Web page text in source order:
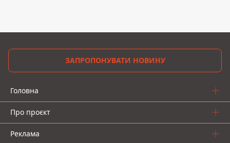
ЗАПРОПОНУВАТИ НОВИНУ
Головна
Про проєкт
Реклама